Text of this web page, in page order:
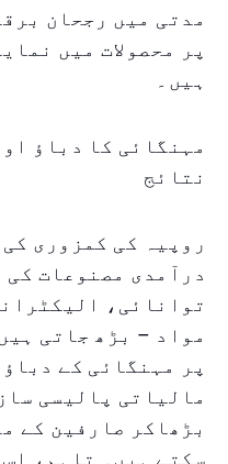
مدتی میں رجحان
پر محصولات میں
ہیں۔
مہنگائی کا دباؤ
نتائج
روپیہ کی کمزوری
درآمدی مصنوعات کی
توانائی،
مواد – بڑھ جاتی
پر مہنگائی کے
مالیاتی پالیسی
بڑھاکر صارفین کے
سکتے ہیں۔ تاہم،